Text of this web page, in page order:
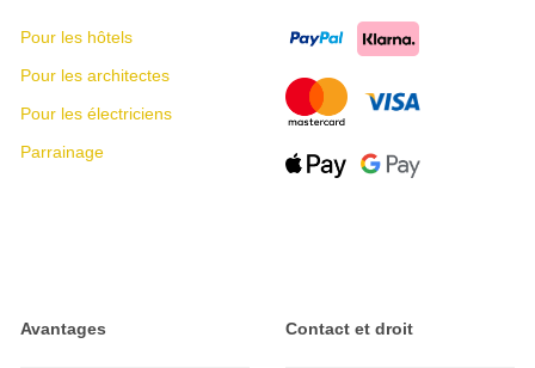
Pour les hôtels
Pour les architectes
Pour les électriciens
Parrainage
Avantages Contact et droit